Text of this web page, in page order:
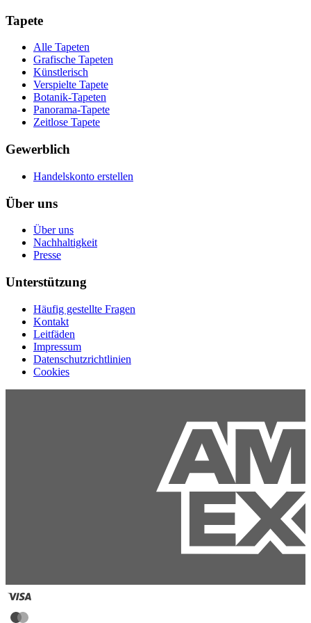
Tapete
Alle Tapeten
Grafische Tapeten
Künstlerisch
Verspielte Tapete
Botanik-Tapeten
Panorama-Tapete
Zeitlose Tapete
Gewerblich
Handelskonto erstellen
Über uns
Über uns
Nachhaltigkeit
Presse
Unterstützung
Häufig gestellte Fragen
Kontakt
Leitfäden
Impressum
Datenschutzrichtlinien
Cookies